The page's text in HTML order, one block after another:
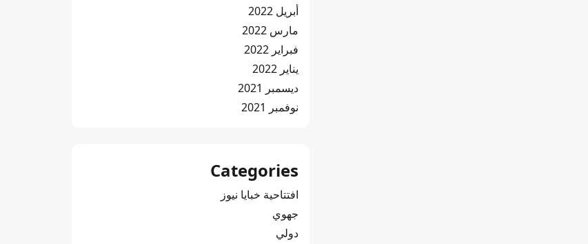
أبريل 2022
مارس 2022
فبراير 2022
يناير 2022
ديسمبر 2021
نوفمبر 2021
Categories
افتتاحية خبايا نيوز
جهوي
دولي